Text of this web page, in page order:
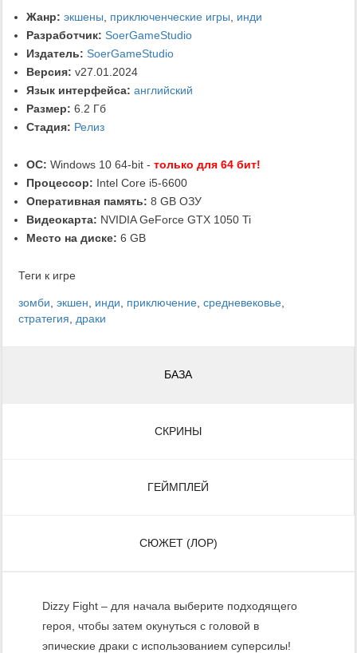
Жанр: экшены, приключенческие игры, инди
Разработчик: SoerGameStudio
Издатель: SoerGameStudio
Версия: v27.01.2024
Язык интерфейса: английский
Размер: 6.2 Гб
Стадия: Релиз
ОС: Windows 10 64-bit - только для 64 бит!
Процессор: Intel Core i5-6600
Оперативная память: 8 GB ОЗУ
Видеокарта: NVIDIA GeForce GTX 1050 Ti
Место на диске: 6 GB
Теги к игре
зомби, экшен, инди, приключение, средневековье,
стратегия, драки
БАЗА
СКРИНЫ
ГЕЙМПЛЕЙ
СЮЖЕТ (ЛОР)
Dizzy Fight – для начала выберите подходящего
героя, чтобы затем окунуться с головой в
эпические драки с использованием суперсилы!